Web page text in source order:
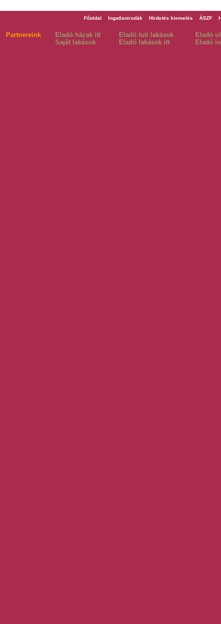
Főoldal Ingatlanirodák Hirdetés kiemelés ÁSZF
Partnereink Eladó házak itt Eladó tuti lakások
Eladó
Saját lakások
Eladó lakások itt Eladó